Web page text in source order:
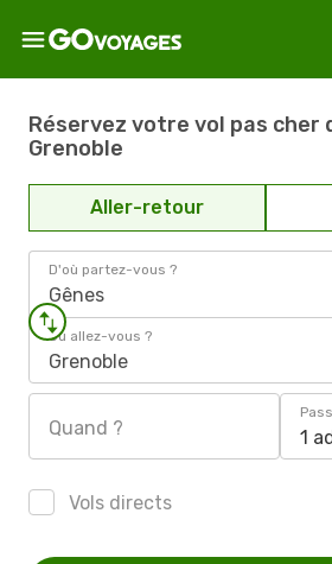
Réservez votre vol pas cher
Grenoble
Aller-retour
D'où partez-vous ?
Gênes
Où allez-vous ?
Grenoble
Quand ? 1
Vols directs